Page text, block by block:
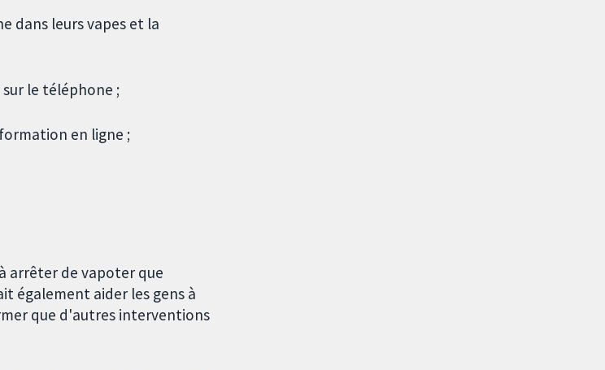
dans leurs vapes et la
sur le téléphone ;
en ligne ;
arrêter de vapoter que
également aider les gens à
que d'autres interventions